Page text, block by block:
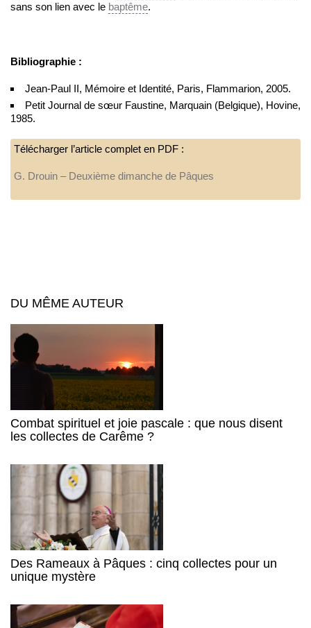
sans son lien avec le baptême.
Bibliographie :
Jean-Paul II, Mémoire et Identité, Paris, Flammarion, 2005.
Petit Journal de sœur Faustine, Marquain (Belgique), Hovine,
1985.
Télécharger l’article complet en PDF :
G. Drouin – Deuxième dimanche de Pâques
DU MÊME AUTEUR
Combat spirituel et joie pascale : que nous disent
les collectes de Carême ?
Des Rameaux à Pâques : cinq collectes pour un
unique mystère